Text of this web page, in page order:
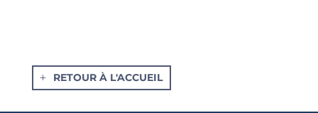
RETOUR À L'ACCUEIL